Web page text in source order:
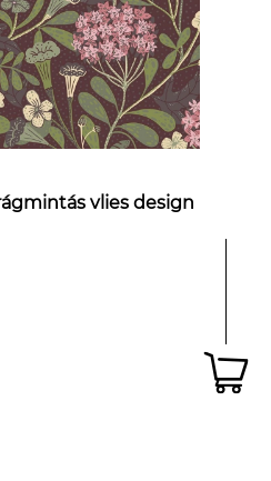
vlies design